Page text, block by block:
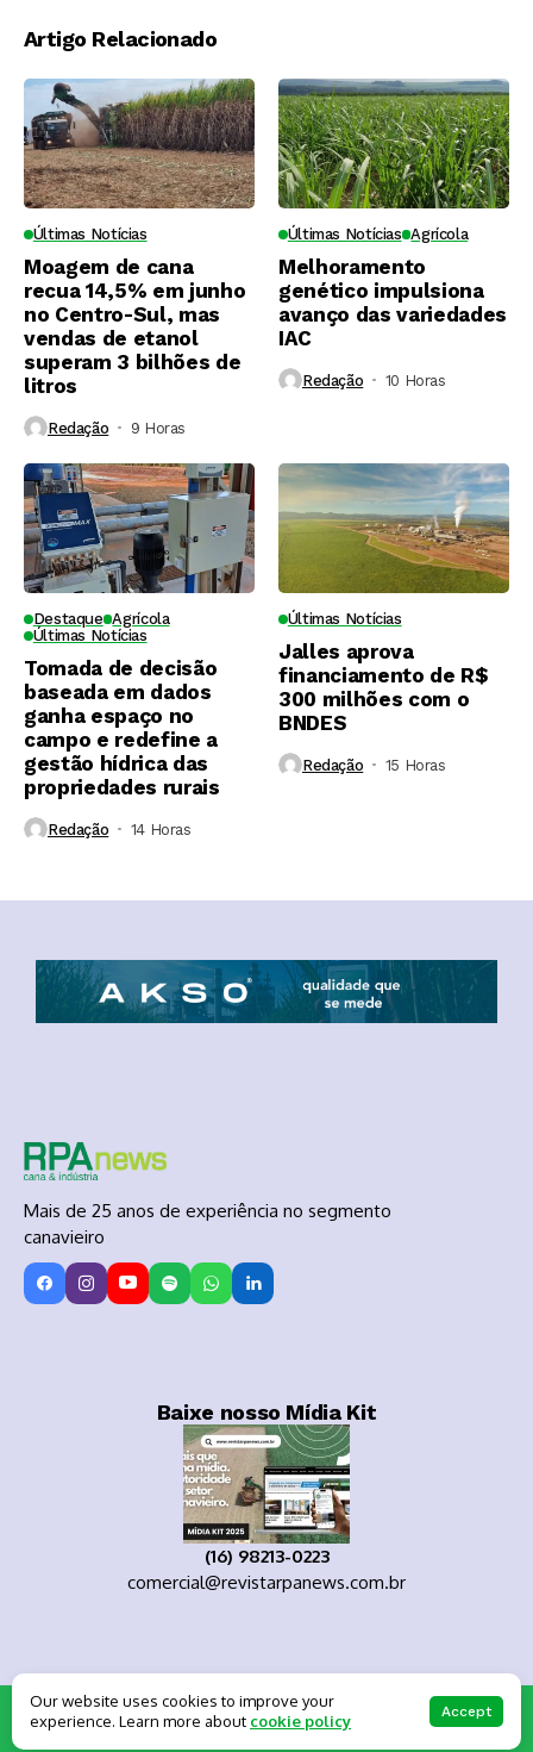
Artigo Relacionado
Últimas Notícias
Moagem de cana
recua 14,5% em junho
no Centro-Sul, mas
vendas de etanol
superam 3 bilhões de
litros
Redação 9 Horas ⁮
Últimas Notícias Agrícola
Melhoramento
genético impulsiona
avanço das variedades
IAC
Redação 10 Horas ⁮
Destaque Agrícola
Últimas Notícias
Tomada de decisão
baseada em dados
ganha espaço no
campo e redefine a
gestão hídrica das
propriedades rurais
Redação 14 Horas ⁮
Últimas Notícias
Jalles aprova
financiamento de R$
300 milhões com o
BNDES
Redação 15 Horas ⁮
Mais de 25 anos de experiência no segmento
canavieiro
Baixe nosso Mídia Kit
(16) 98213-0223
comercial@revistarpanews.com.br
Copyright 2025
Private policy Forums
Our website uses cookies to improve your
experience. Learn more about cookie policy Accept